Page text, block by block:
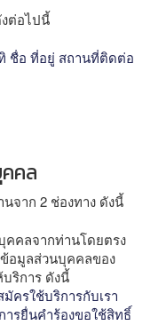
ต่อไปนี้
ชื่อ ที่อยู่ สถานที่ติดต่อ
คล
จาก 2 ช่องทาง ดังนี้
คคลจากท่านโดยตรง
ข้อมูลส่วนบุคคลของ
ริการ ดังนี้
ครใช้บริการกับเรา
รยื่นคำร้องขอใช้สิทธิ์